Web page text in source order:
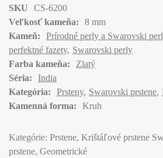
SKU
CS-6200
Veľkosť kameňa:
8 mm
Kameň:
Prírodné perly a Swarovski
perfektné fazety Swarovski perly
Farba kameňa:
Zlatý
Séria:
India
Kategória:
Prsteny Swarovski prstene
Kamenná forma:
Kruh
Kategórie: Prstene, Krištáľové prstene
prstene, Geometrické